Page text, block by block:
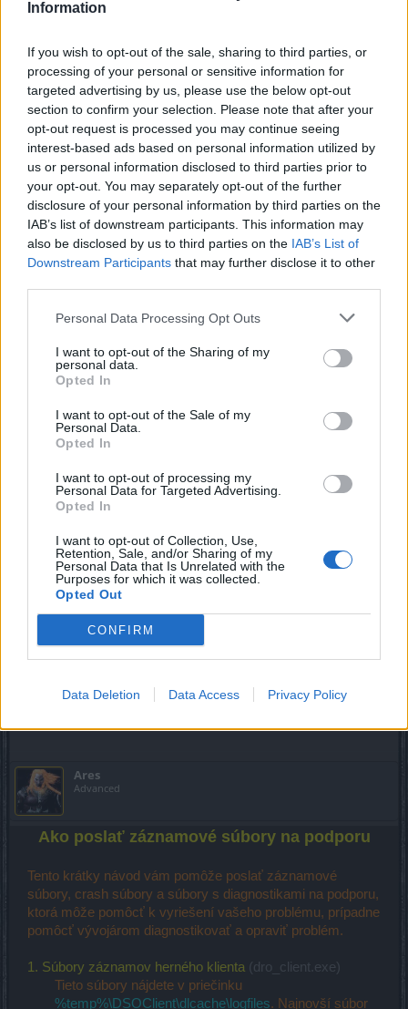
Information
If you wish to opt-out of the sale, sharing to third parties, or
processing of your personal or sensitive information for
targeted advertising by us, please use the below opt-out
section to confirm your selection. Please note that after your
opt-out request is processed you may continue seeing
interest-based ads based on personal information utilized by
us or personal information disclosed to third parties prior to
your opt-out. You may separately opt-out of the further
disclosure of your personal information by third parties on the
IAB’s list of downstream participants. This information may
also be disclosed by us to third parties on the IAB’s List of
Downstream Participants that may further disclose it to other
Personal Data Processing Opt Outs
I want to opt-out of the Sharing of my
personal data.
Opted In
I want to opt-out of the Sale of my
Personal Data.
Opted In
I want to opt-out of processing my
Personal Data for Targeted Advertising.
Opted In
I want to opt-out of Collection, Use,
Retention, Sale, and/or Sharing of my
Personal Data that Is Unrelated with the
Purposes for which it was collected.
Opted Out
CONFIRM
Data Deletion Data Access Privacy Policy
Last edited by moderator:
jesper_hamburglikes this.
Ares
Advanced
Bežná údržba pri problémoch s DSO
Jak provést běžnou údržbu při potížích s DSO?
1) Stlačte najednou klávesy "Ctrl" + "Shift" + "Esc" a ve
správci úloh přejděte na záložku "Procesy". Zkontrolujte, že
není spuštěný proces "dro_client.exe" resp. "thinclient.exe"
a pokud jsou, ukončete je.
2) Stlačte "Win klávesa" + "r". Do pole zadáte "%temp%" a
potvrdíte. Typicky budete v adresáři "C:\Users\jméno účtu
ve Windows\AppData\Local\Temp", kde bude složka
"DSOClient" a tu celou smažte.
3) Odinstalujte klienta "Všechny programy > Drakensang
4) Promažte DNS cache. Opět "Win klávesa" + "r", do pole
pro spuštění napište "cmd" a potvrďte. Vyskočí černé okno
opět potvrdit.
5) Restartujte PC. Následně proveďte opětovnou instalaci
nově staženého klienta zde:
Tento postup by měl vyřešit většinu běžných potíží s DSO.
Jak vymazat cache hry?
Ukončete hru. Stlačte "Win klávesa" + "r". Do pole zadáte
" a potvrdíte. Typicky budete v adresáři
"C:\Users\jméno účtu ve Windows\AppData\Local\Temp",
Last edited:Sep 9, 2019
Ares
Advanced
Ako poslať záznamové súbory na podporu
Tento krátky návod vám pomôže poslať záznamové
súbory, crash súbory a súbory s diagnostikami na podporu,
ktorá môže pomôcť k vyriešení vašeho problému, prípadne
pomôcť vývojárom diagnostikovať a opraviť problém.
1. Súbory záznamov herného klienta (dro_client.exe)
Tieto súbory nájdete v priečinku
%temp%\DSOClient\dlcache\logfiles. Najnovší súbor